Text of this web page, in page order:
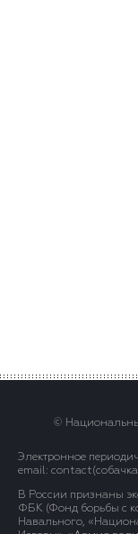
©
Электронное
email:
В России признаны
ФБК (Фонд борьбы с
Навального,